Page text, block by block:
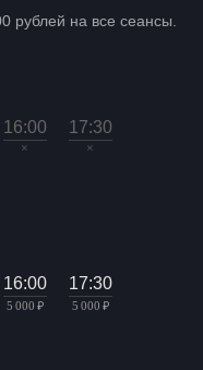
рублей на все сеансы.
16:00
×
17:30
×
16:00
5 000 ₽
17:30
5 000 ₽